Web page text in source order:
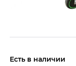
Есть в наличии